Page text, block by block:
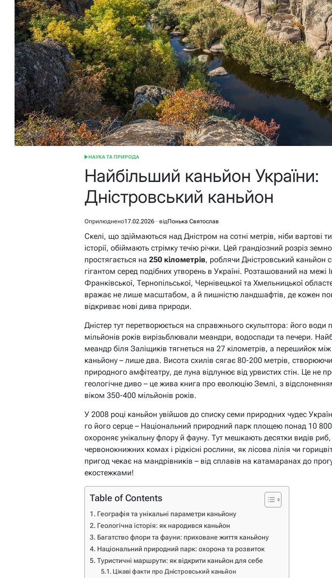
ОПУБЛІКУВАТИ
НАУКА ТА ПРИРОДА
Найбільший каньйон України:
Дністровський каньйон
Оприлюднено17.02.2026 відПонька Святослав
Скелі, що здіймаються над Дністром на сотні метрів, ніби вартові
історії, обіймають стрімку течію річки. Цей грандіозний розріз
простягається на 250 кілометрів, роблячи Дністровський каньйон
гігантом серед подібних утворень в Україні. Розташований на межі
Франківської, Тернопільської, Чернівецької та Хмельницької
вражає не лише масштабом, а й пишністю ландшафтів, де кожен
відкриває нові дива природи.
Дністер тут перетворюється на справжнього скульптора: його води
мільйонів років вирізьблювали меандри, водоспади та печери.
меандр біля Заліщиків тягнеться на 27 кілометрів, а перешийок
каньйону – лише два. Висота схилів сягає 80-200 метрів,
природного амфітеатру, де луна відлунює від урвистих стін. Це не
геологічне диво – це жива книга про еволюцію Землі, з
віком 350-400 мільйонів років.
У 2008 році каньйон увійшов до списку семи природних чудес
го його серце – Національний природний парк площею понад 10 800
охороняє унікальну флору й фауну. Тут мешкають десятки видів
червонокнижних комах і рідкісні рослини, як лісова лілія чи
пригод чекає на мандрівників – від сплавів на катамаранах до
екостежками!
Table of Contents
Географія та унікальні параметри каньйону
Геологічна історія: як народився каньйон
Багатство флори та фауни: приховане життя каньйону
Національний природний парк: охорона та розвиток
Туристичні маршрути: як відкрити каньйон для себе
Цікаві факти про Дністровський каньйон